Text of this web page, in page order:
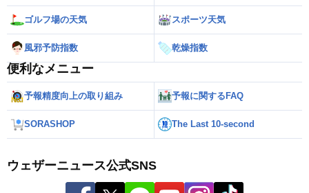
ゴルフ場の天気 スポーツ天気
風邪予防指数 乾燥指数
便利なメニュー
予報精度向上の取り組み 予報に関するFAQ
SORASHOP The Last 10-second
ウェザーニュース公式SNS